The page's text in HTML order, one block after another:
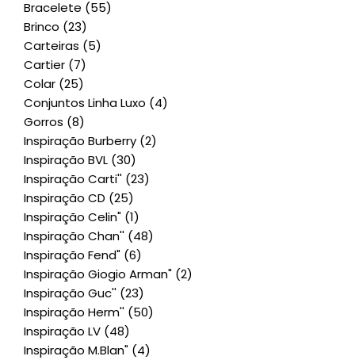
Bracelete (55)
Brinco (23)
Carteiras (5)
Cartier (7)
Colar (25)
Conjuntos Linha Luxo (4)
Gorros (8)
Inspiração Burberry (2)
Inspiração BVL (30)
Inspiração Carti'' (23)
Inspiração CD (25)
Inspiração Celin" (1)
Inspiração Chan'' (48)
Inspiração Fend" (6)
Inspiração Giogio Arman" (2)
Inspiração Guc'' (23)
Inspiração Herm'' (50)
Inspiração LV (48)
Inspiração M.Blan" (4)